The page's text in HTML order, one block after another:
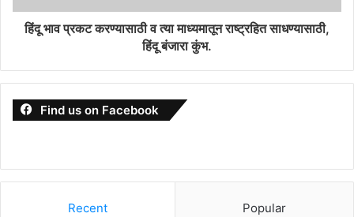
हिंदू भाव प्रकट करण्यासाठी व त्या माध्यमातून राष्ट्रहित साधण्यासाठी,
हिंदू बंजारा कुंभ.
Find us on Facebook
Recent Popular